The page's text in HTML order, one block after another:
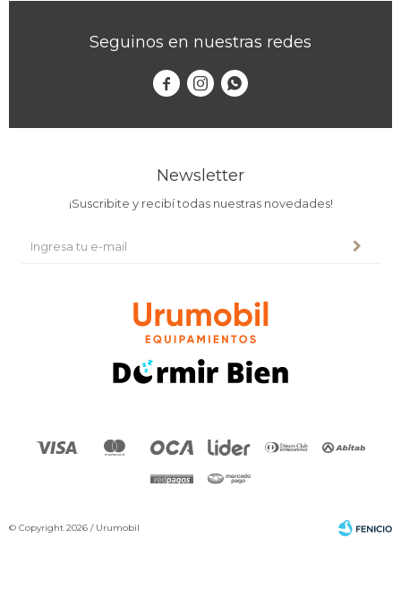
Seguinos en nuestras redes
  
Newsletter
¡Suscribite y recibí todas nuestras novedades!
© Copyright 2026 / Urumobil